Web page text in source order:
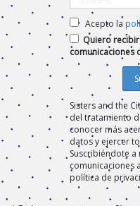
Acepto la
Quiero
comunicaciones
Sisters and the
del tratamiento
conocer más
datos y ejercer
Suscribiéndote a
comunicaciones
política de